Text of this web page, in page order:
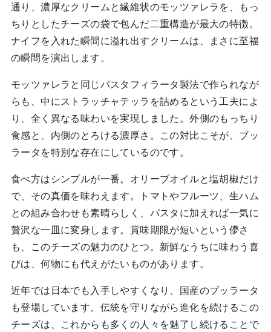
通り、濃厚なクリームと繊維状のモッツァレラを、もっ
ちりとしたチーズの袋で包んだ二重構造が最大の特徴。
ナイフを入れた瞬間に溢れ出すクリームは、まさに至福
の瞬間を演出します。
モッツァレラと同じパスタフィラータ製法で作られなが
らも、中にストラッチャテッラを詰めるという工夫によ
り、全く異なる味わいを実現しました。外側のもっちり
食感と、内側のとろける濃厚さ。この対比こそが、ブッ
ラータを特別な存在にしているのです。
食べ方はシンプルが一番。オリーブオイルと塩胡椒だけ
で、その真価を味わえます。トマトやフルーツ、生ハム
との組み合わせも素晴らしく、パスタに加えれば一気に
贅沢な一皿に変身します。賞味期限が短いという儚さ
も、このチーズの魅力のひとつ。新鮮なうちに味わう喜
びは、何物にも代えがたいものがあります。
近年では日本でも入手しやすくなり、国産のブッラータ
も登場しています。伝統を守りながら進化を続けるこの
チーズは、これからも多くの人々を魅了し続けることで